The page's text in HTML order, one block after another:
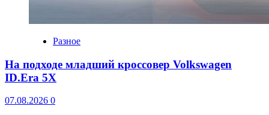
Разное
На подходе младший кроссовер Volkswagen
ID.Era 5X
07.08.2026 0